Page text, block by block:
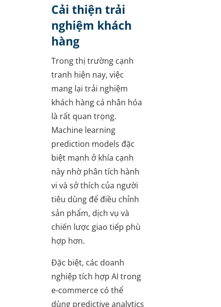
Cải thiện trải
nghiệm khách
hàng
Trong thị trường cạnh
tranh hiện nay, việc
mang lại trải nghiệm
khách hàng cá nhân hóa
là rất quan trọng.
Machine learning
prediction models đặc
biệt mạnh ở khía cạnh
này nhờ phân tích hành
vi và sở thích của người
tiêu dùng để điều chỉnh
sản phẩm, dịch vụ và
chiến lược giao tiếp phù
hợp hơn.
Đặc biệt, các doanh
nghiệp tích hợp AI trong
e-commerce có thể
dùng predictive analytics